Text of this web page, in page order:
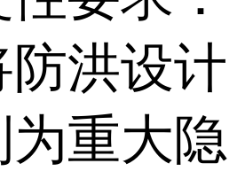
防洪设计
重大隐